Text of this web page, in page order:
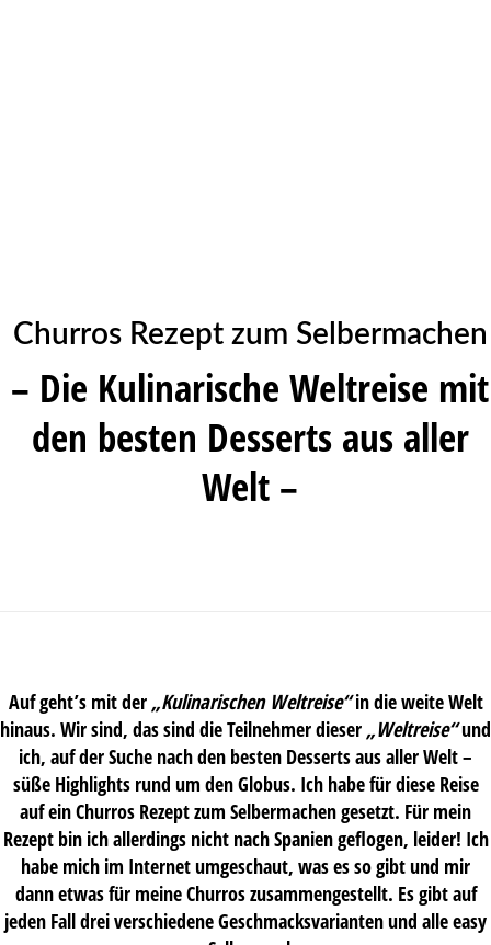
Churros Rezept zum Selbermachen
– Die Kulinarische Weltreise mit
den besten Desserts aus aller
Welt –
Auf geht’s mit der „Kulinarischen Weltreise“in die weite Welt
hinaus. Wir sind, das sind die Teilnehmer dieser „Weltreise“und
ich, auf der Suche nach den besten Desserts aus aller Welt –
süße Highlights rund um den Globus. Ich habe für diese Reise
auf ein Churros Rezept zum Selbermachen gesetzt. Für mein
Rezept bin ich allerdings nicht nach Spanien geflogen, leider! Ich
habe mich im Internet umgeschaut, was es so gibt und mir
dann etwas für meine Churros zusammengestellt. Es gibt auf
jeden Fall drei verschiedene Geschmacksvarianten und alle easy